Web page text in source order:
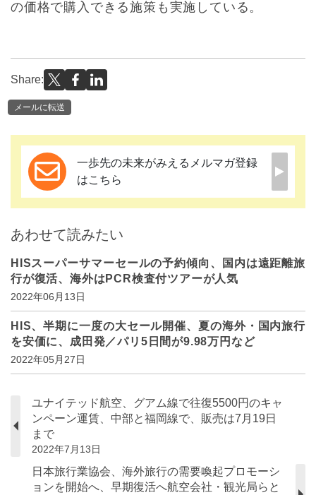
の価格で購入できる施策も実施している。
Share:
メールに転送
一歩先の未来がみえるメルマガ登録
はこちら
あわせて読みたい
HISスーパーサマーセールの予約傾向、国内は遠距離旅
行が復活、海外はPCR検査付ツアーが人気
2022年06月13日
HIS、半期に一度の大セール開催、夏の海外・国内旅行
を安価に、成田発／パリ5日間が9.98万円など
2022年05月27日
ユナイテッド航空、グアム線で往復5500円のキャ
ンペーン運賃、中部と福岡線で、販売は7月19日
まで
2022年7月13日
日本旅行業協会、海外旅行の需要喚起プロモーシ
ョンを開始へ、早期復活へ航空会社・観光局らと